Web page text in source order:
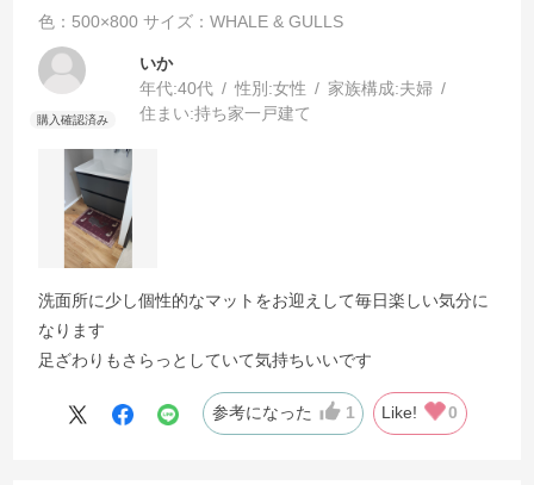
色：500×800 サイズ：WHALE & GULLS
いか
年代:40代 性別:女性 家族構成:夫婦
住まい:持ち家一戸建て
洗面所に少し個性的なマットをお迎えして毎日楽しい気分に
なります
足ざわりもさらっとしていて気持ちいいです
参考になった 1 Like! 0